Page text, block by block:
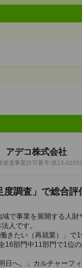
アデコ株式会社
派遣事業許可番号:派13-
度調査」で総合
で事業を展開する人財
人です。
きたい（再就業）」で
16部門中11部門で1位
日へ。」カルチャーフ